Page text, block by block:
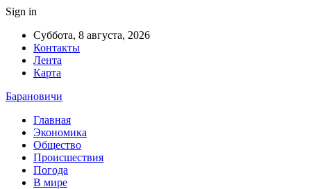
Sign in
Суббота, 8 августа, 2026
Контакты
Лента
Карта
Барановичи
Главная
Экономика
Общество
Происшествия
Погода
В мире